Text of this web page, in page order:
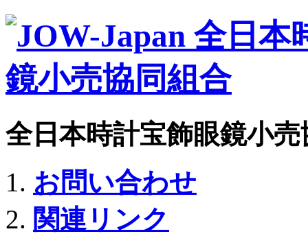
全日本時計宝飾眼鏡小
お問い合わせ
関連リンク